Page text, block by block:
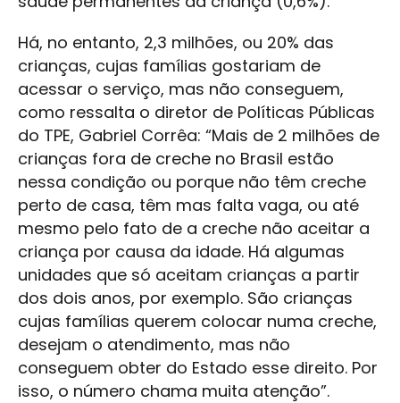
Há, no entanto, 2,3 milhões, ou 20% das
crianças, cujas famílias gostariam de
acessar o serviço, mas não conseguem,
como ressalta o diretor de Políticas Públicas
do TPE, Gabriel Corrêa: “Mais de 2 milhões de
crianças fora de creche no Brasil estão
nessa condição ou porque não têm creche
perto de casa, têm mas falta vaga, ou até
mesmo pelo fato de a creche não aceitar a
criança por causa da idade. Há algumas
unidades que só aceitam crianças a partir
dos dois anos, por exemplo. São crianças
cujas famílias querem colocar numa creche,
desejam o atendimento, mas não
conseguem obter do Estado esse direito. Por
isso, o número chama muita atenção”.